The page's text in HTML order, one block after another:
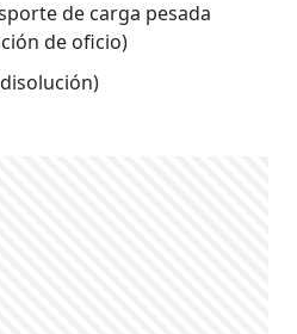
de carga pesada
de oficio)